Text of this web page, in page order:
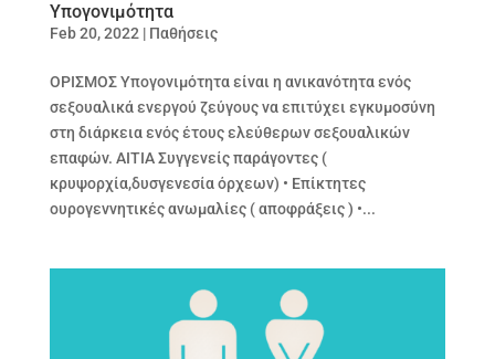
Υπογονιμότητα
Feb 20, 2022 | Παθήσεις
ΟΡΙΣΜΟΣ Υπογονιμότητα είναι η ανικανότητα ενός
σεξουαλικά ενεργού ζεύγους να επιτύχει εγκυμοσύνη
στη διάρκεια ενός έτους ελεύθερων σεξουαλικών
επαφών. ΑΙΤΙΑ Συγγενείς παράγοντες (
κρυψορχία,δυσγενεσία όρχεων) • Επίκτητες
ουρογεννητικές ανωμαλίες ( αποφράξεις ) •...